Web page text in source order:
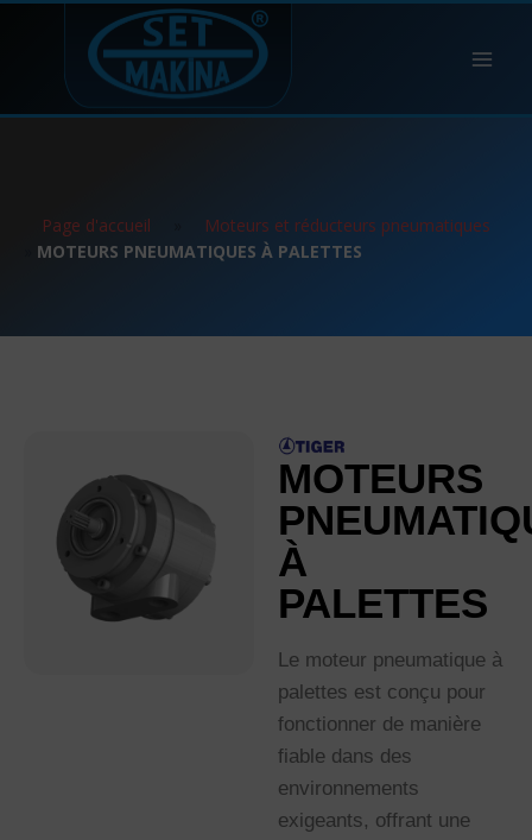
Page d'accueil
Moteurs et réducteurs pneumatiques
MOTEURS PNEUMATIQUES À PALETTES
MOTEURS
À
PALETTES
Le moteur pneumatique à
palettes est conçu pour
fonctionner de manière
fiable dans des
environnements
exigeants, offrant une